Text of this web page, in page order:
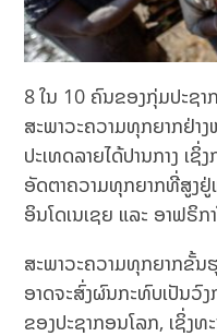
8 ໃນ 10 ຄົນຂອງກຸ່ມປະຊ
ສະພາວະຄວາມທຸກຍາກຢ່
ປະເທດລາຍໄດ້ປານກາງ ເຊິ່
ອັດຕາຄວາມທຸກຍາກທີ່ສູງຢູ່
ອິນໂດເນເຊຍ ແລະ ອາຟຣິກ
ສະພາວະຄວາມທຸກຍາກຂັ້ນ
ອາດຈະສົ່ງຜົນກະທົບເປັນວົງ
ຂອງປະຊາກອນໂລກ, ເຊິ່ງທ